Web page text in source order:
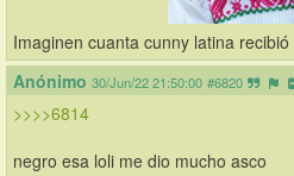
Imaginen cuanta cunny latina recibió
Anónimo 30/Jun/22 21:50:00 #6820
>>>>6814
negro esa loli me dio mucho asco